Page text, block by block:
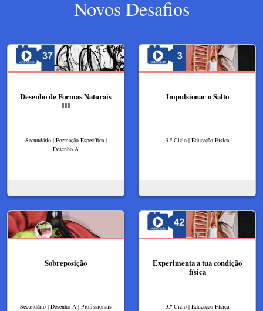
Novos Desafios
Desenho de Formas Naturais
III
Secundário | Formação Específica |
Desenho A
Impulsionar o Salto
3.º Ciclo | Educação Física
Sobreposição
Secundário | Desenho A | Profissionais
Experimenta a tua condição
física
3.º Ciclo | Educação Física